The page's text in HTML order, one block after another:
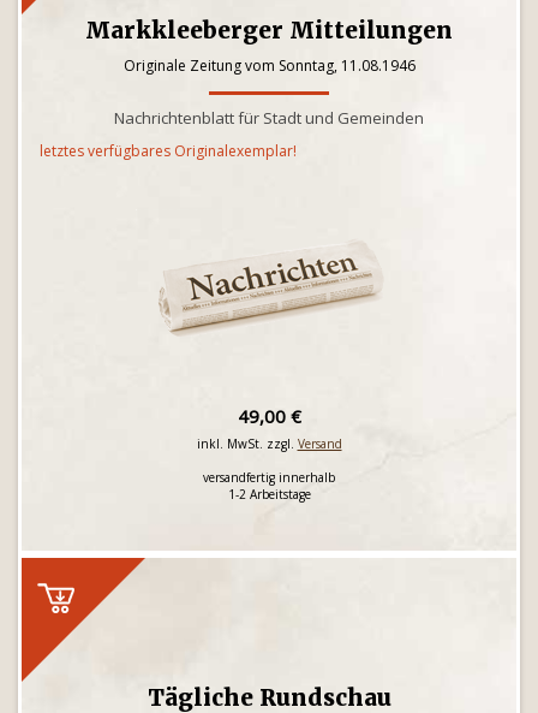
Markkleeberger Mitteilungen
Originale Zeitung vom Sonntag, 11.08.1946
Nachrichtenblatt für Stadt und Gemeinden
letztes verfügbares Originalexemplar!
49,00 €
inkl. MwSt. zzgl. Versand
versandfertig innerhalb
1-2 Arbeitstage
Tägliche Rundschau